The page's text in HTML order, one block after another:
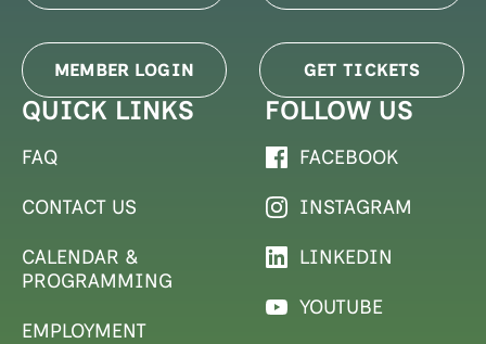
MEMBER LOGIN GET TICKETS
QUICK LINKS
FAQ
CONTACT US
CALENDAR &
PROGRAMMING
EMPLOYMENT
FOLLOW US
FACEBOOK
INSTAGRAM
LINKEDIN
YOUTUBE